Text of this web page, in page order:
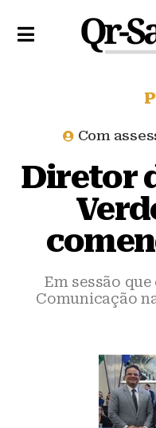
Com
Diretor
Em sessão
Comunicação